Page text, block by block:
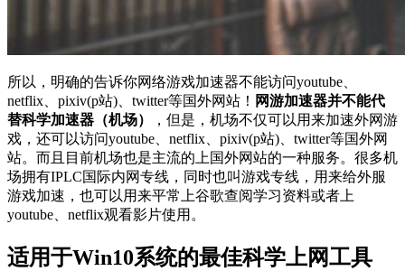
所以，明确的告诉你网络游戏加速器不能访问youtube、
netflix、pixiv(p站)、twitter等国外网站！ 网游加速器并不能代
替科学加速器（机场）
，但是，机场不仅可以用来加速外网游
戏，还可以访问youtube、netflix、pixiv(p站)、twitter等国外网
站。而且目前机场也是主流的上国外网站的一种服务。很多机
场拥有IPLC国际内网专线，同时也叫游戏专线，用来给外服
游戏加速，也可以用来平常上谷歌查阅学习资料或者上
youtube、netflix观看影片使用。
适用于Win10系统的最佳科学上网工具